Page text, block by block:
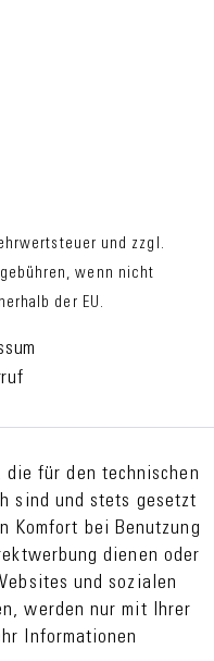
und zzgl.
wenn nicht
der EU.
für den technischen
sind und stets gesetzt
Komfort bei Benutzung
dienen oder
und sozialen
werden nur mit Ihrer
Informationen